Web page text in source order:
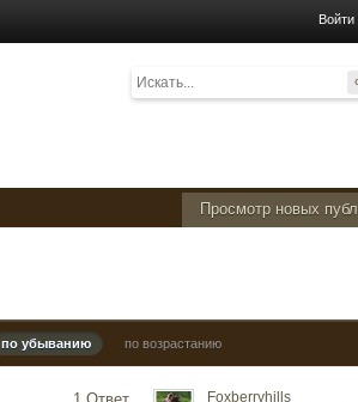
Войти
Просмотр новых
по убыванию по возрастанию
Foxberryhills